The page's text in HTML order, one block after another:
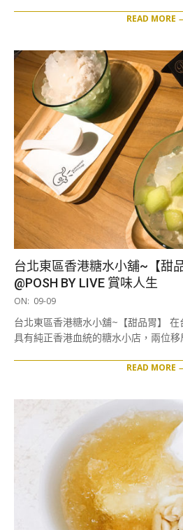
READ MORE
台北東區香港糖水小舖~【甜
@POSH BY LIVE 賞味人生
2019-
09
ON: 09-09
台北東區香港糖水小舖~【甜品胃】
具有純正香港血統的糖水小店，兩位移
READ MORE